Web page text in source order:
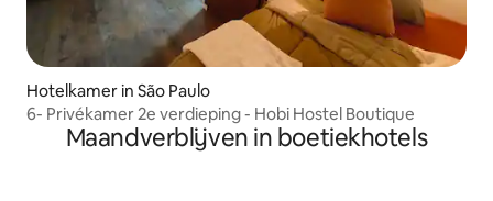
Hotelkamer in São Paulo
6- Privékamer 2e verdieping - Hobi Hostel Boutique
Maandverblijven in boetiekhotels